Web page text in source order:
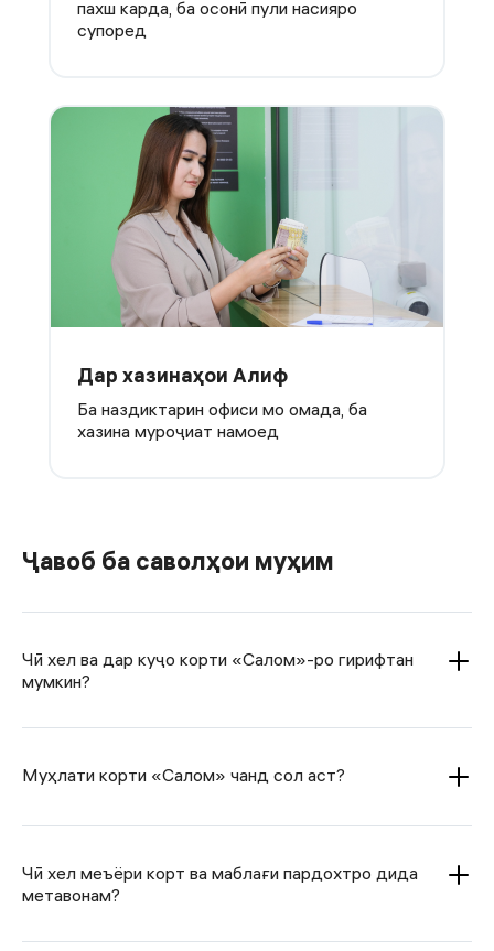
пахш карда, ба осонӣ пули насияро
супоред
Дар хазинаҳои Алиф
Ба наздиктарин офиси мо омада, ба
хазина муроҷиат намоед
Ҷавоб ба саволҳои муҳим
Чӣ хел ва дар куҷо корти «Салом»-ро гирифтан
мумкин?
Муҳлати корти «Салом» чанд сол аст?
Чӣ хел меъёри корт ва маблағи пардохтро дида
метавонам?